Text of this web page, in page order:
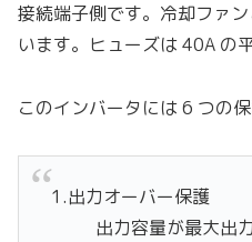
接続端子側です。冷却ファ
います。ヒューズは 40A の
このインバータには 6 つの
1.出力オーバー保護
出力容量が最大出